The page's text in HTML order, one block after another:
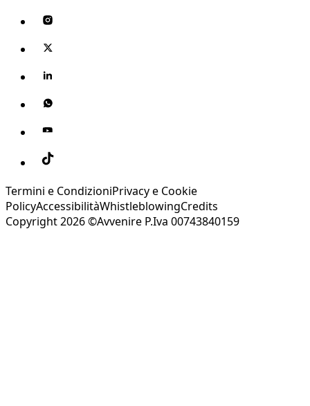
Termini e CondizioniPrivacy e Cookie
PolicyAccessibilitàWhistleblowingCredits
Copyright 2026 ©Avvenire P.Iva 00743840159